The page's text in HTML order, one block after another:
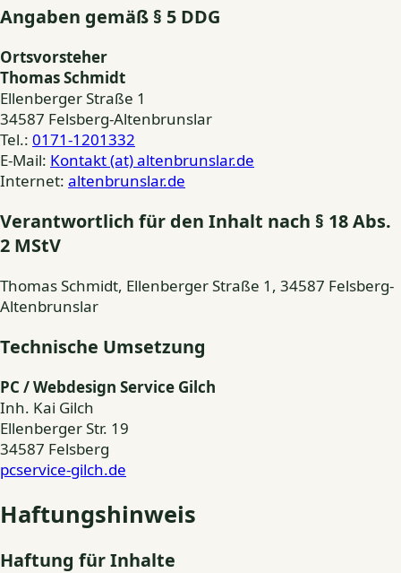
Angaben gemäß § 5 DDG
Ortsvorsteher
Thomas Schmidt
Ellenberger Straße 1
34587 Felsberg-Altenbrunslar
Tel.: 0171-1201332
E-Mail: Kontakt (at) altenbrunslar.de
Internet: altenbrunslar.de
Verantwortlich für den Inhalt nach § 18 Abs.
2 MStV
Thomas Schmidt, Ellenberger Straße 1, 34587 Felsberg-
Altenbrunslar
Technische Umsetzung
PC / Webdesign Service Gilch
Inh. Kai Gilch
Ellenberger Str. 19
34587 Felsberg
pcservice-gilch.de
Haftungshinweis
Haftung für Inhalte